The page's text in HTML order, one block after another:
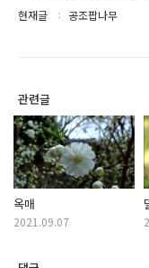
현재글 공조팝나무
관련글
옥매
2021.09.07